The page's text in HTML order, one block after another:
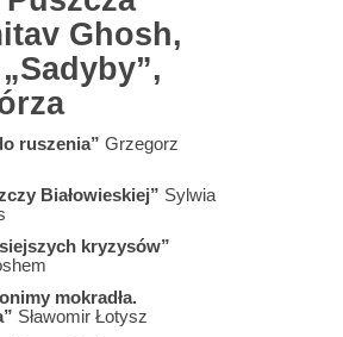
Ghosh,
ruszenia” Grzegorz
Białowieskiej” Sylwia
kryzysów”
mokradła.
Sławomir Łotysz